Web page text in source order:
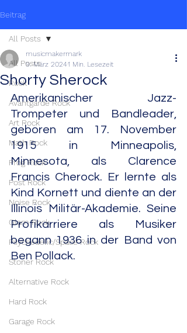
Beitrag
All Posts
Rock
Avantgarde Rock
Art Rock
Math Rock
Prog Rock
Post Rock
Noise Rock
Glam Rock
Psychedelic/Space Rock
Stoner Rock
Alternative Rock
Hard Rock
Garage Rock
All Posts
Shorty Sherock
musicmakermark
9. März 20241 Min. Lesezeit
Amerikanischer Jazz-
Trompeter und Bandleader,
geboren am 17. November
1915 in Minneapolis,
Minnesota, als Clarence
Francis Cherock. Er lernte als
Kind Kornett und diente an der
Illinois Militär-Akademie. Seine
Profikarriere als Musiker
begann 1936 in der Band von
Ben Pollack.